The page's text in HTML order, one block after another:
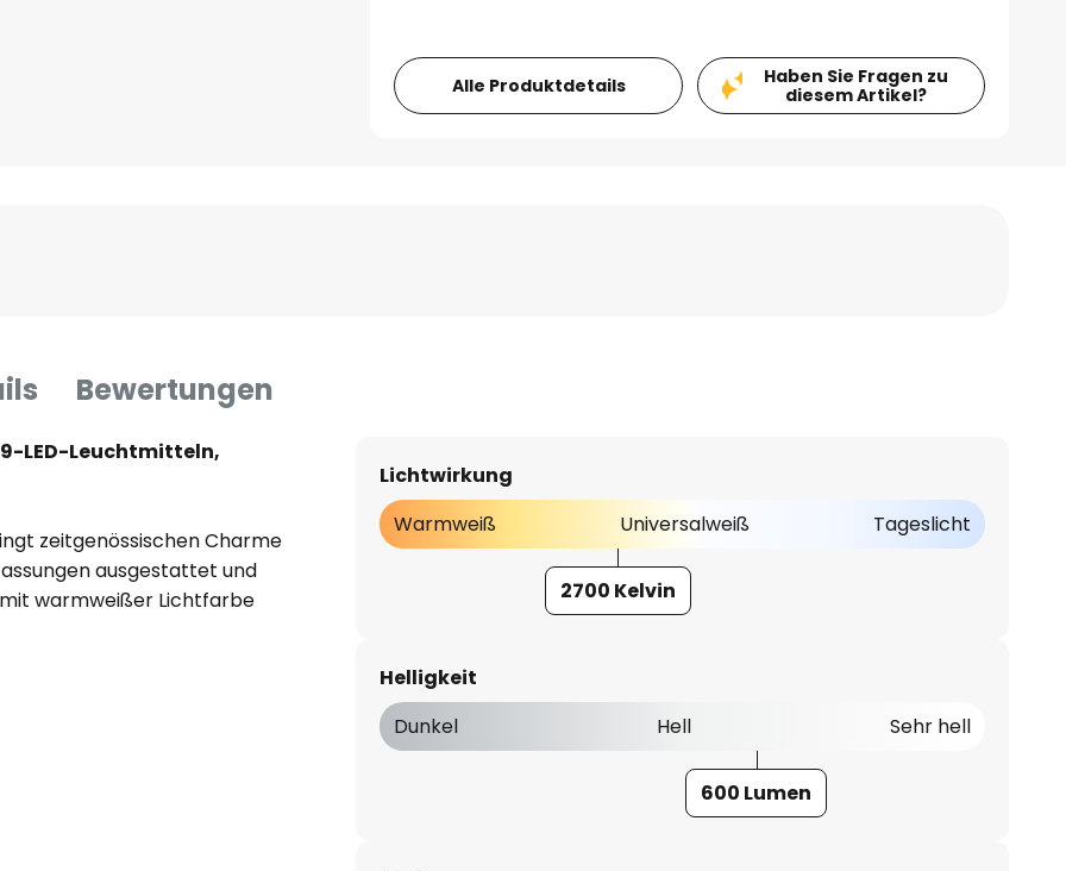
Alle Produktdetails
Haben Sie Fragen zu
diesem Artikel?
Bewertungen
LED-Leuchtmitteln,
zeitgenössischen Charme
ausgestattet und
warmweißer Lichtfarbe
Lichtwirkung
Warmweiß
Universalweiß Tageslicht
2700 Kelvin
Helligkeit
Dunkel
Hell Sehr hell
600 Lumen